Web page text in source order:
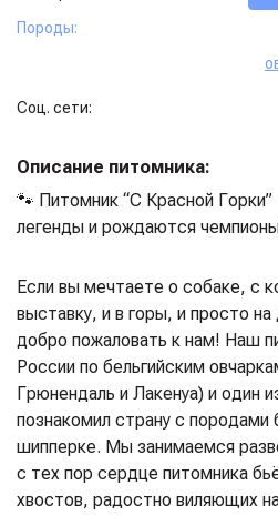
Породы:
Соц. сети:
Описание питомника:
🐾 Питомник “С Красной
легенды и рождаются
Если вы мечтаете о собаке, с
выставку, и в горы, и просто
добро пожаловать к нам! Наш
России по бельгийским
Грюнендаль и Лакенуа) и один
познакомил страну с породами
шипперке. Мы занимаемся
с тех пор сердце питомника
хвостов, радостно виляющих на